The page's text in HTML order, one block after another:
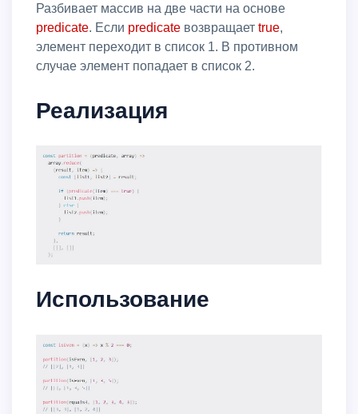
Разбивает массив на две части на основе
predicate. Если predicate возвращает true,
элемент переходит в список 1. В противном
случае элемент попадает в список 2.
Реализация
Использование